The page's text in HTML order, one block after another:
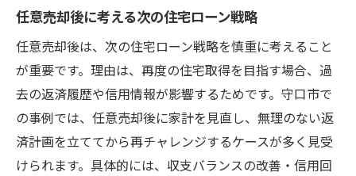
任意売却後に考える次の住宅ローン戦略
任意売却後は、次の住宅ローン戦略を慎重に考えること
が重要です。理由は、再度の住宅取得を目指す場合、過
去の返済履歴や信用情報が影響するためです。守口市で
の事例では、任意売却後に家計を見直し、無理のない返
済計画を立ててから再チャレンジするケースが多く見受
けられます。具体的には、収支バランスの改善・信用回